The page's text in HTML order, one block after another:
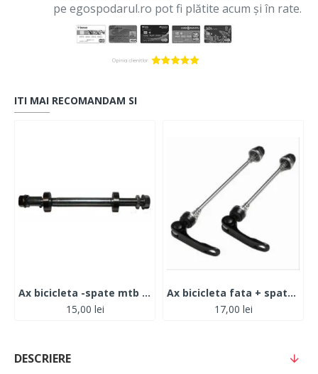
pe egospodarul.ro pot fi plătite acum și în rate.
ITI MAI RECOMANDAM SI
Ax bicicleta -spate mtb - cu rulmenti
15,00 lei
Ax bicicleta fata + spate ( excentric ) prindere rapida
17,00 lei
DESCRIERE